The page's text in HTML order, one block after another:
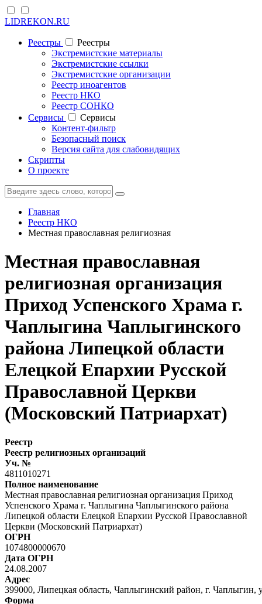
LIDREKON.RU
Реестры
Реестры
Экстремистские материалы
Экстремистские ссылки
Экстремистские организации
Реестр иноагентов
Реестр НКО
Реестр СОНКО
Cервисы
Cервисы
Контент-фильтр
Безопасный поиск
Версия сайта для слабовидящих
Скрипты
О проекте
Главная
Реестр НКО
Местная православная религиозная
Местная православная
религиозная организация
Приход Успенского Храма г.
Чаплыгина Чаплыгинского
района Липецкой области
Елецкой Епархии Русской
Православной Церкви
(Московский Патриархат)
Реестр
Реестр религиозных организаций
Уч. №
4811010271
Полное наименование
Местная православная религиозная организация Приход
Успенского Храма г. Чаплыгина Чаплыгинского района
Липецкой области Елецкой Епархии Русской Православной
Церкви (Московский Патриархат)
ОГРН
1074800000670
Дата ОГРН
24.08.2007
Адрес
399000, Липецкая область, Чаплыгинский район, г. Чаплыгин,
Форма